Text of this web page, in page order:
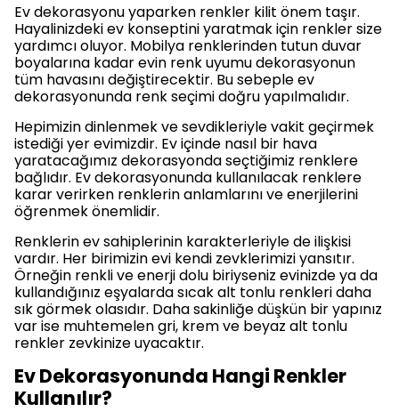
Ev dekorasyonu yaparken renkler kilit önem taşır.
Hayalinizdeki ev konseptini yaratmak için renkler size
yardımcı oluyor. Mobilya renklerinden tutun duvar
boyalarına kadar evin renk uyumu dekorasyonun
tüm havasını değiştirecektir. Bu sebeple ev
dekorasyonunda renk seçimi doğru yapılmalıdır.
Hepimizin dinlenmek ve sevdikleriyle vakit geçirmek
istediği yer evimizdir. Ev içinde nasıl bir hava
yaratacağımız dekorasyonda seçtiğimiz renklere
bağlıdır. Ev dekorasyonunda kullanılacak renklere
karar verirken renklerin anlamlarını ve enerjilerini
öğrenmek önemlidir.
Renklerin ev sahiplerinin karakterleriyle de ilişkisi
vardır. Her birimizin evi kendi zevklerimizi yansıtır.
Örneğin renkli ve enerji dolu biriyseniz evinizde ya da
kullandığınız eşyalarda sıcak alt tonlu renkleri daha
sık görmek olasıdır. Daha sakinliğe düşkün bir yapınız
var ise muhtemelen gri, krem ve beyaz alt tonlu
renkler zevkinize uyacaktır.
Ev Dekorasyonunda Hangi Renkler
Kullanılır?